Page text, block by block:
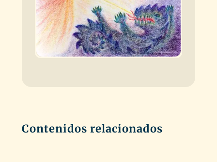
Contenidos relacionados